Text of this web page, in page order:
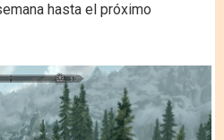
hasta el próximo